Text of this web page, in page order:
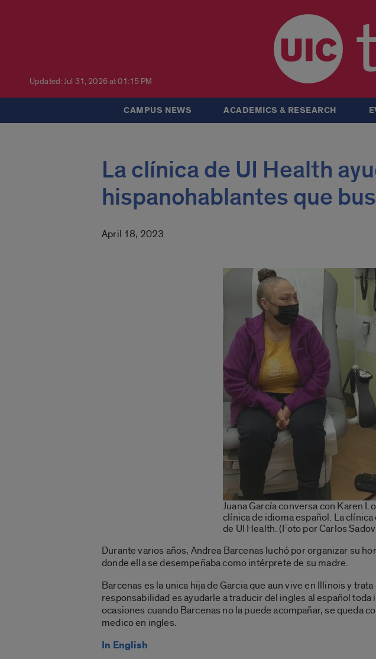
Updated: Jul 31, 2026 at 01:15 PM
CAMPUS NEWS ACADEMICS & RESEARCH
La clínica de UI Health
hispanohablantes que
April 18, 2023
Juana García conversa con Karen
clínica de idioma español. La
de UI Health. (Foto por Carlos
Durante varios años, Andrea Barcenas luchó por organizar su
donde ella se desempeñaba como intérprete de su madre.
Barcenas es la unica hija de Garcia que aun vive en Illinois y
responsabilidad es ayudarle a traducir del ingles al español
ocasiones cuando Barcenas no la puede acompañar, se queda
medico en ingles.
In English